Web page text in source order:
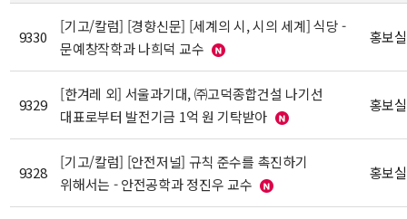
9330
[기고/칼럼] [경향신문] [세계의 시, 시의 세계] 식당 -
문예창작학과 나희덕 교수
홍보실
9329
[한겨레 외] 서울과기대, ㈜고덕종합건설 나기선
대표로부터 발전기금 1억 원 기탁받아
홍보실
9328
[기고/칼럼] [안전저널] 규칙 준수를 촉진하기
위해서는 - 안전공학과 정진우 교수
홍보실